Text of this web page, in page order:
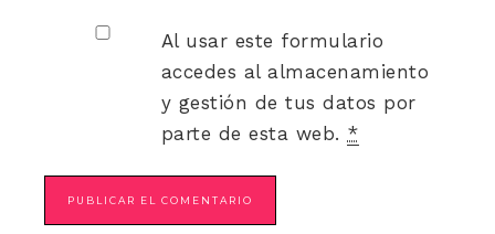
Al usar este formulario
accedes al almacenamiento
y gestión de tus datos por
parte de esta web. *